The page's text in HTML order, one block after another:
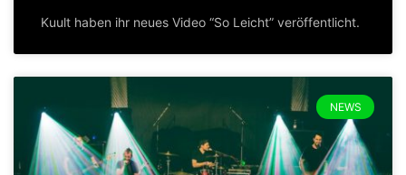
Kuult haben ihr neues Video “So Leicht” veröffentlicht.
NEWS